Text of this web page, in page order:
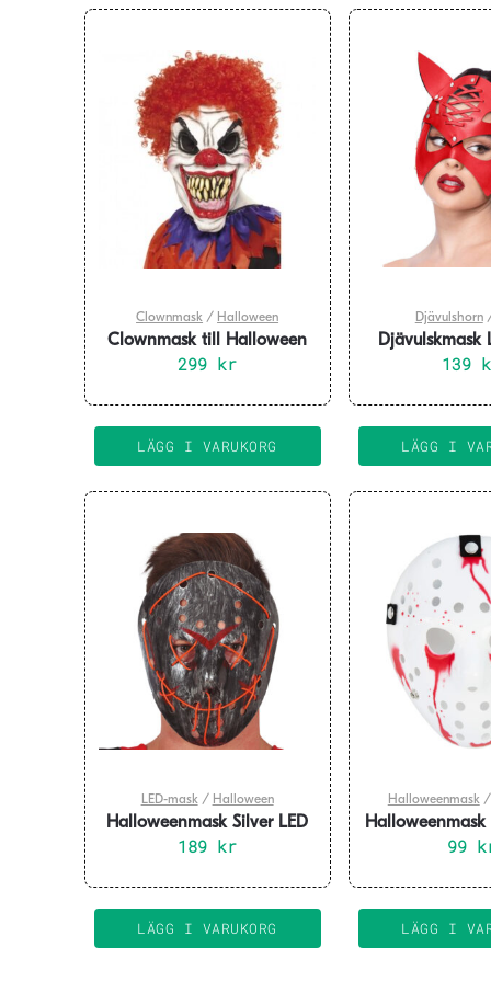
Clownmask / Halloween
Clownmask till Halloween
299 kr
LÄGG I VARUKORG
Djävulshorn
Djävulskmask
139
LÄGG I
LED-mask/ Halloween
Halloweenmask Silver LED
189 kr
LÄGG I VARUKORG
Halloweenmask/
Halloweenmask
13:e99
LÄGG I